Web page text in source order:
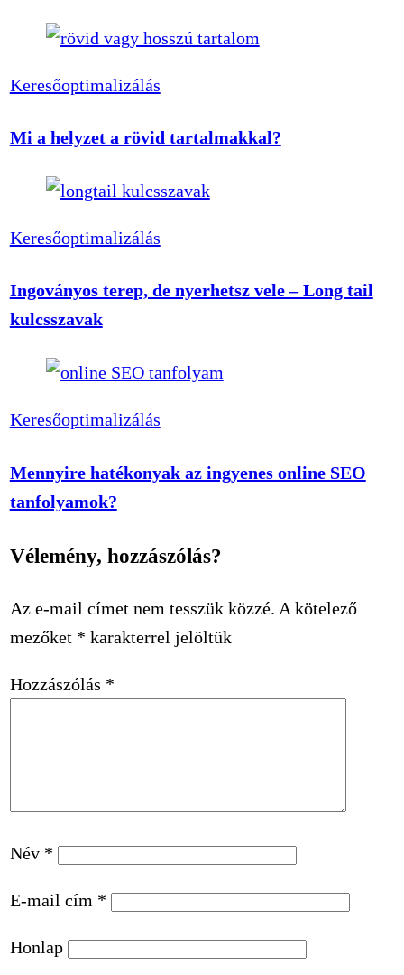
Keresőoptimalizálás
Mi a helyzet a rövid tartalmakkal?
Keresőoptimalizálás
Ingoványos terep, de nyerhetsz vele – Long tail
kulcsszavak
Keresőoptimalizálás
Mennyire hatékonyak az ingyenes online SEO
tanfolyamok?
Vélemény, hozzászólás?
Az e-mail címet nem tesszük közzé. A kötelező
mezőket * karakterrel jelöltük
Hozzászólás *
Név *
E-mail cím *
Honlap